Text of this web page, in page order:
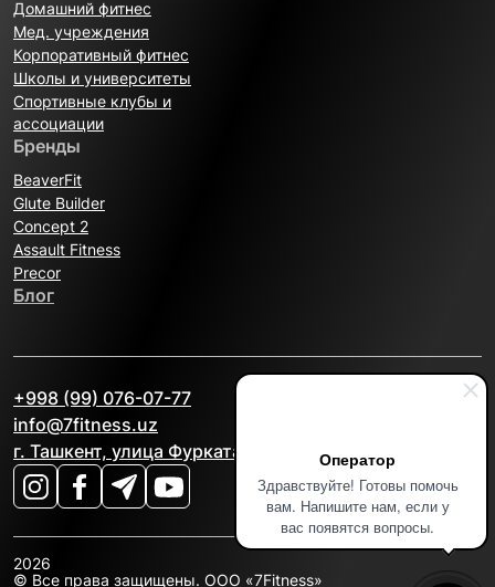
Оператор
Здравствуйте! Готовы помочь
вам. Напишите нам, если у
вас появятся вопросы.
Домашний фитнес
Мед. учреждения
Корпоративный фитнес
Школы и университеты
Спортивные клубы и
ассоциации
Бренды
BeaverFit
Glute Builder
Concept 2
Assault Fitness
Precor
Блог
+998 (99) 076-07-77
info@7fitness.uz
г. Ташкент, улица Фурката, 2А
2026
© Все права защищены. OOO «7Fitness»